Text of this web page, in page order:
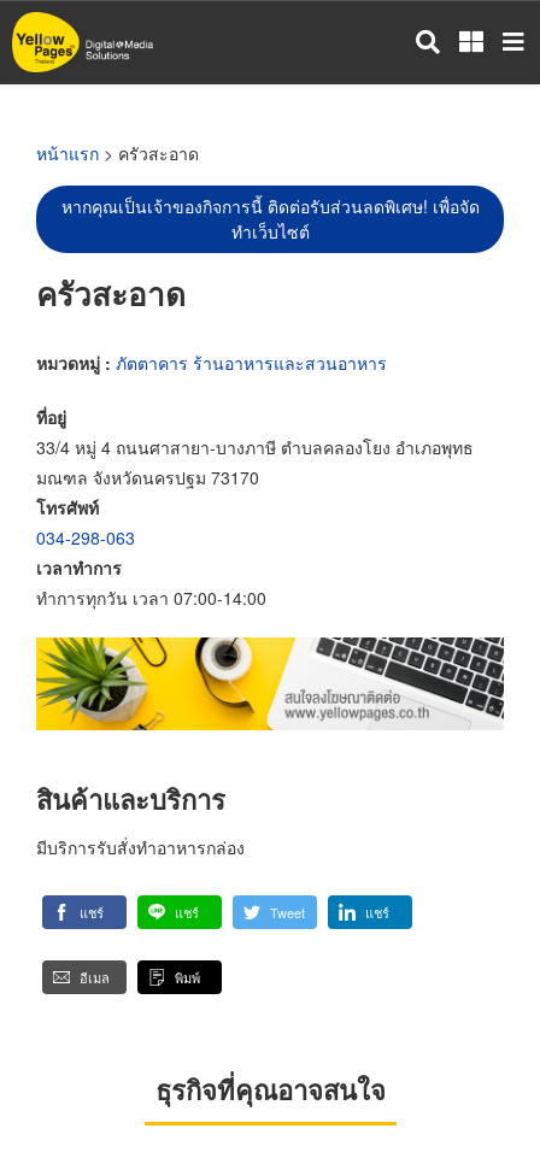
ข้าม
ไป
หน้าแรก > ครัวสะอาด
หากคุณเป็นเจ้าของกิจการนี้ ติดต่อรับส่วนลดพิเศษ! เพื่อจัด
ทำเว็บไซต์
ครัวสะอาด
หมวดหมู่ : ภัตตาคาร ร้านอาหารและสวนอาหาร
ที่อยู่
33/4 หมู่ 4 ถนนศาสายา-บางภาษี ตำบลคลองโยง อำเภอพุทธ
มณฑล จังหวัดนครปฐม 73170
โทรศัพท์
034-298-063
เวลาทำการ
ทำการทุกวัน เวลา 07:00-14:00
สินค้าและบริการ
มีบริการรับสั่งทำอาหารกล่อง
แชร์ แชร์ Tweet แชร์
อีเมล พิมพ์
ธุรกิจที่คุณอาจสนใจ